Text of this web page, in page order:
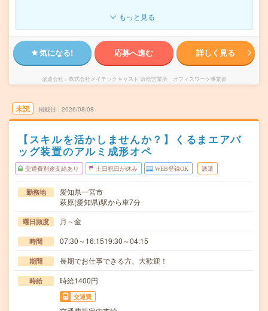
もっと見る
気になる! 応募へ進む 詳しく見る
派遣会社 株式会社メイテックキャスト 浜松営業所 オフィスワーク事業部
未読 掲載日 2026/08/08
【スキルを活かしませんか？】くるまエアバ
ッグ装置のアルミ成形オペ
交通費別途支給あり 土日祝日が休み WEB登録OK 派遣
勤務地
愛知県一宮市
萩原(愛知県)駅から車7分
曜日頻度 月～金
時間 07:30～16:1519:30～04:15
期間 長期でお仕事できる方、大歓迎！
時給 時給1400円
交通費